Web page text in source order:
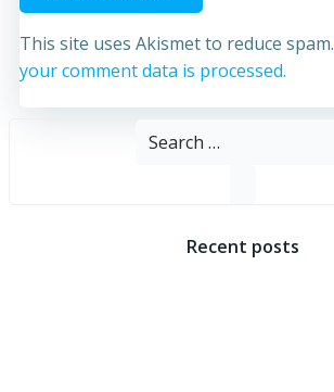
This site uses Akismet to reduce spam.
your comment data is processed.
Search
Recent posts